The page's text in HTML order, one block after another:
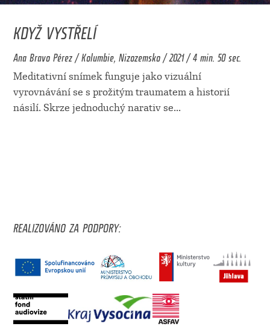
KDYŽ VYSTŘELÍ
Ana Bravo Pérez / Kolumbie, Nizozemsko / 2021 / 4 min. 50 sec.
Meditativní snímek funguje jako vizuální
vyrovnávání se s prožitým traumatem a historií
násilí. Skrze jednoduchý narativ se...
REALIZOVÁNO ZA PODPORY: